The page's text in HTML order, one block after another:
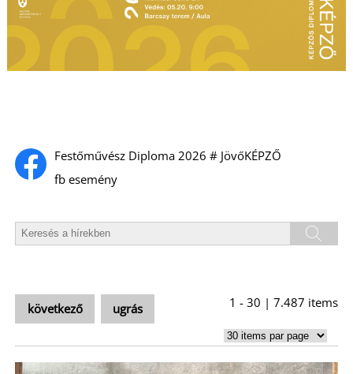
Festőművész Diploma 2026 # JövőKÉPZŐ
fb esemény
következő ugrás 1 - 30 | 7.487 items